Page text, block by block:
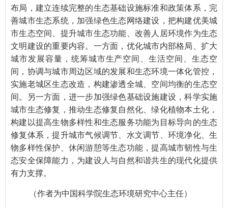
布局，建立连续完整的生态基础设施标准和政策体系，完
善城市生态系统，加强绿色生态网络建设，把构建优美城
市生态空间、提升城市生态功能、改善人居环境作为生态
文明建设的重要内容。一方面，优化城市内部格局、扩大
城市发展容量，统筹城市生产空间、生活空间、生态空
间，协调与城市周边区域的发展和生态环境一体化管控，
实施老城区生态改造，构建渗透全城、空间均衡的生态空
间。另一方面，进一步加强绿色基础设施建设，科学实施
城市生态修复，推动生态修复自然化、绿化植物本土化，
构建以提高生物多样性和生态服务功能为目标导向的生态
修复体系，提升城市气候调节、水文调节、环境净化、生
物多样性保护、休闲游憩等生态功能，提高城市韧性与生
态安全保障能力，为建设人与自然和谐共生的现代化提供
有力支撑。
（作者为中国科学院生态环境研究中心主任）